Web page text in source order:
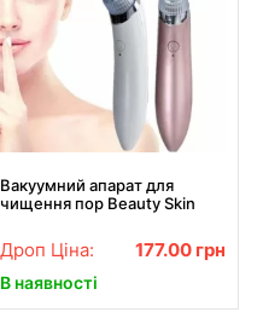
Вакуумний апарат для
чищення пор Beauty Skin
Найкраща ціна!
Дроп Ціна: 177.00 грн
В наявності